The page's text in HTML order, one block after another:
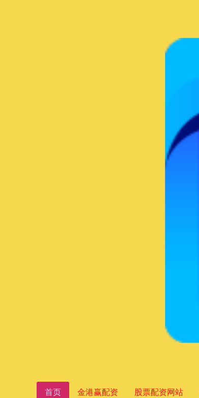
首页 金港赢配资 股票配资网站